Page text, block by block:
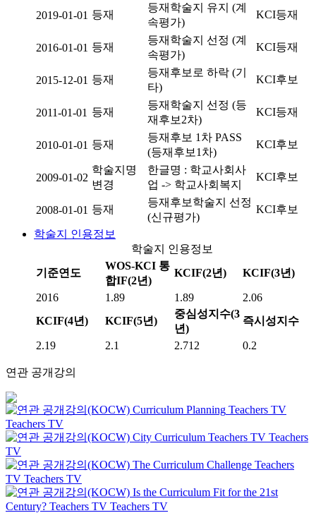
2019-01-01 등재
등재학술지 유지 (계
속평가)
KCI등재
2016-01-01 등재
등재학술지 선정 (계
속평가)
KCI등재
2015-12-01 등재
등재후보로 하락 (기
타)
KCI후보
2011-01-01 등재
등재학술지 선정 (등
재후보2차)
KCI등재
2010-01-01 등재
등재후보 1차 PASS
(등재후보1차)
KCI후보
2009-01-02
학술지명
변경
한글명 : 학교사회사
업 -> 학교사회복지
KCI후보
2008-01-01 등재
등재후보학술지 선정
(신규평가)
KCI후보
학술지 인용정보
학술지 인용정보
기준연도
WOS-KCI 통
합IF(2년)
KCIF(2년) KCIF(3년)
2016 1.89 1.89
2.06
KCIF(4년)
KCIF(5년)
중심성지수(3
년)
즉시성지수
2.19 2.1 2.712 0.2
연관 공개강의
Curriculum Planning Teachers TV
Teachers TV
City Curriculum Teachers TV Teachers
TV
The Curriculum Challenge Teachers
TV Teachers TV
Is the Curriculum Fit for the 21st
Century? Teachers TV Teachers TV